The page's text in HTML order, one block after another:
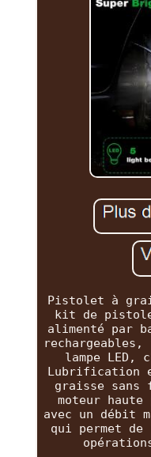
Pistolet à
kit de
alimenté par
lampe LED,
Lubrification
graisse sans
moteur haute
avec un débit
qui permet